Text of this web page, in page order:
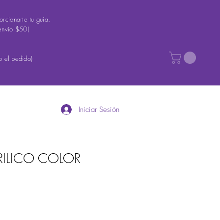
tu guía.
$50)
el pedido)
Iniciar Sesión
COLOR